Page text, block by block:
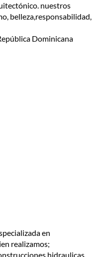
nuestros
belleza,responsabilidad,
Dominicana
en
realizamos;
hidraulicas,